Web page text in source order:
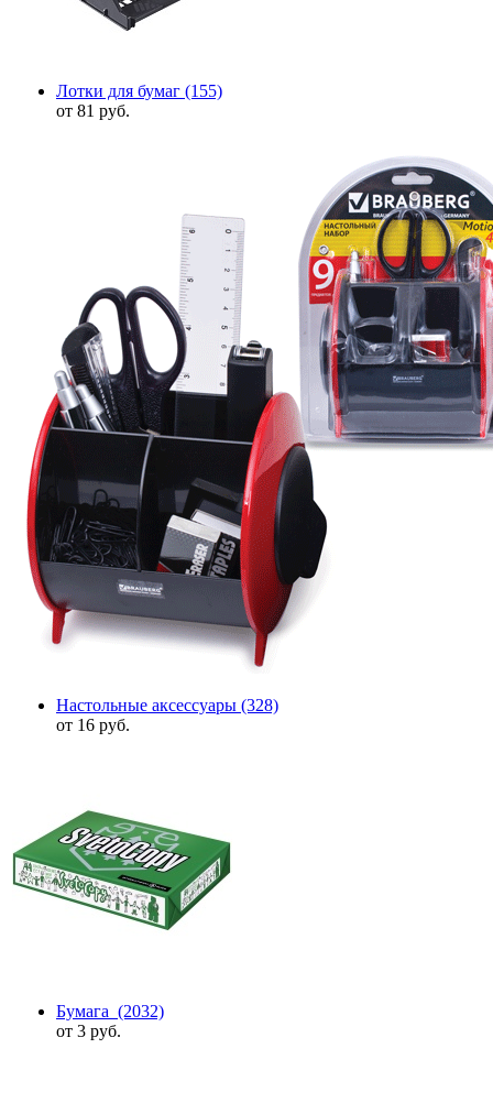
Лотки для бумаг (155)
от 81 руб.
Настольные аксессуары (328)
от 16 руб.
Бумага (2032)
от 3 руб.